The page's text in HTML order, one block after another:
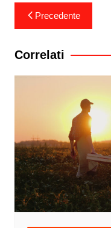
Navigazione
articoli
Precedente
Correlati